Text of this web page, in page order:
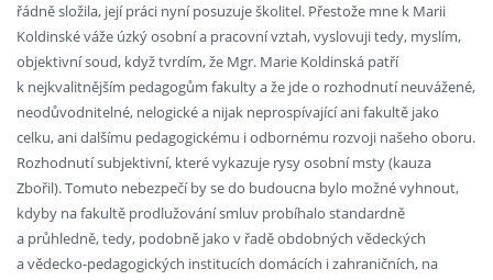
řádně složila, její práci nyní posuzuje školitel. Přestože mne k Marii
Koldinské váže úzký osobní a pracovní vztah, vyslovuji tedy, myslím,
objektivní soud, když tvrdím, že Mgr. Marie Koldinská patří
k nejkvalitnějším pedagogům fakulty a že jde o rozhodnutí neuvážené,
neodůvodnitelné, nelogické a nijak neprospívající ani fakultě jako
celku, ani dalšímu pedagogickému i odbornému rozvoji našeho oboru.
Rozhodnutí subjektivní, které vykazuje rysy osobní msty (kauza
Zbořil). Tomuto nebezpečí by se do budoucna bylo možné vyhnout,
kdyby na fakultě prodlužování smluv probíhalo standardně
a průhledně, tedy, podobně jako v řadě obdobných vědeckých
a vědecko-pedagogických institucích domácích i zahraničních, na